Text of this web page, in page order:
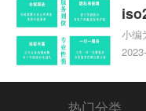
标准
查
向
小编
就业
和
哪
热门分类